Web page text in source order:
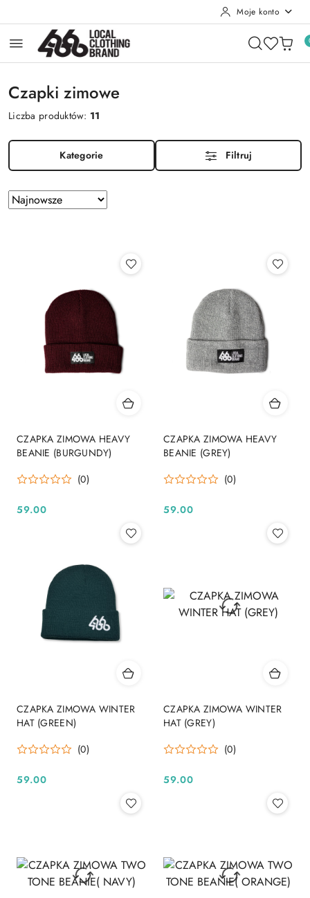
Moje konto
Czapki zimowe
Liczba produktów: 11
Kategorie Filtruj
Zastosowano
sortowanie:
Sortuj
według
CZAPKA ZIMOWA HEAVY
BEANIE (BURGUNDY)
(0)
Cena:
59.00
CZAPKA ZIMOWA HEAVY
BEANIE (GREY)
(0)
Cena:
59.00
CZAPKA ZIMOWA WINTER
HAT (GREEN)
(0)
Cena:
59.00
CZAPKA ZIMOWA WINTER
HAT (GREY)
(0)
Cena:
59.00